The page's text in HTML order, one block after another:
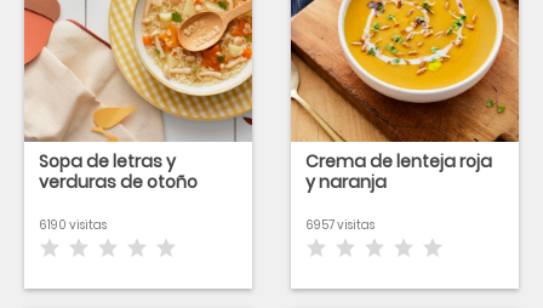
Sopa de letras y
verduras de otoño
6190 visitas
Crema de lenteja roja
y naranja
6957 visitas